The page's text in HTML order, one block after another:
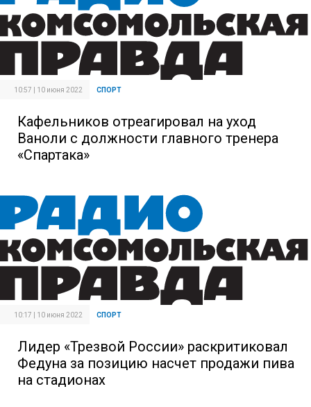
10:57 | 10 июня 2022 СПОРТ
Кафельников отреагировал на уход
Ваноли с должности главного тренера
«Спартака»
10:17 | 10 июня 2022 СПОРТ
Лидер «Трезвой России» раскритиковал
Федуна за позицию насчет продажи пива
на стадионах